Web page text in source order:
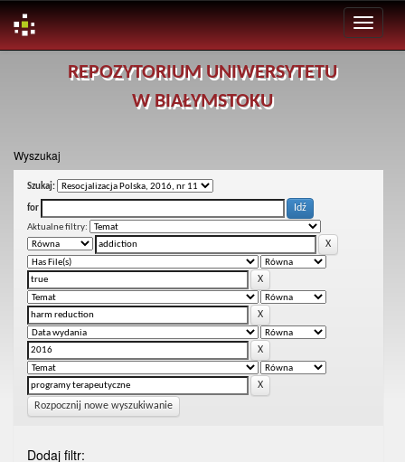
REPOZYTORIUM UNIWERSYTETU
W BIAŁYMSTOKU
Wyszukaj
Szukaj:
for
Aktualne filtry:
Rozpocznij nowe wyszukiwanie
Dodaj filtr: